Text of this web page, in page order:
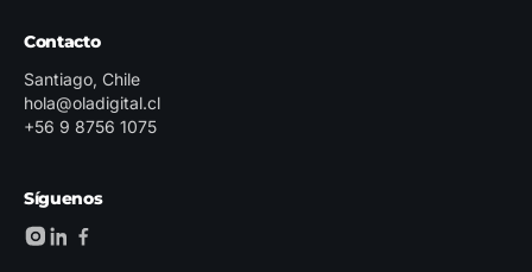
Contacto
Santiago, Chile
hola@oladigital.cl
+56 9 8756 1075
Síguenos